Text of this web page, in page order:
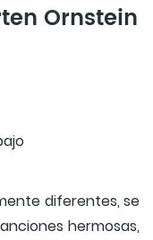
Ornstein
diferentes, se
hermosas,